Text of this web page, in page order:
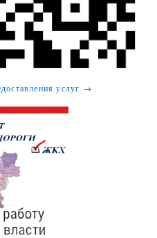
услуг →